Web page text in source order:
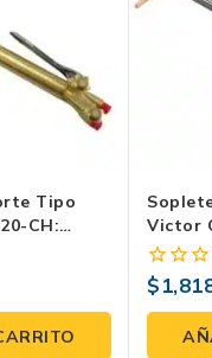
Tipo
CH:
Victor
0
fuera
5
$